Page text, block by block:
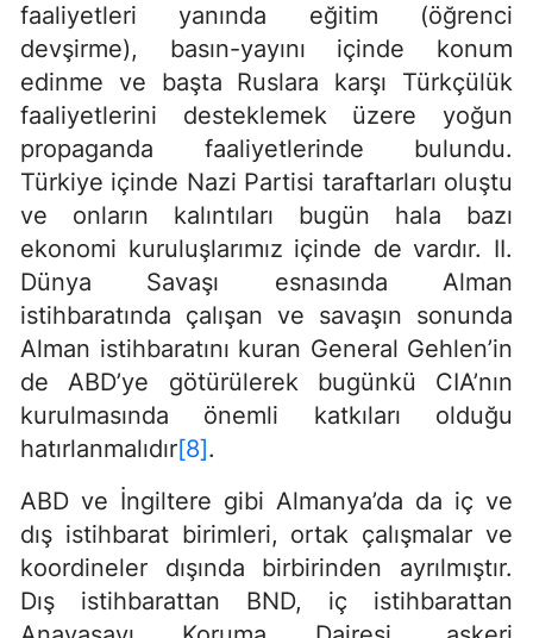
faaliyetleri yanında eğitim (öğrenci
devşirme), basın-yayını içinde konum
edinme ve başta Ruslara karşı Türkçülük
faaliyetlerini desteklemek üzere yoğun
propaganda faaliyetlerinde bulundu.
Türkiye içinde Nazi Partisi taraftarları oluştu
ve onların kalıntıları bugün hala bazı
ekonomi kuruluşlarımız içinde de vardır. II.
Dünya Savaşı esnasında Alman
istihbaratında çalışan ve savaşın sonunda
Alman istihbaratını kuran General Gehlen’in
de ABD’ye götürülerek bugünkü CIA’nın
kurulmasında önemli katkıları olduğu
hatırlanmalıdır[8].
ABD ve İngiltere gibi Almanya’da da iç ve
dış istihbarat birimleri, ortak çalışmalar ve
koordineler dışında birbirinden ayrılmıştır.
Dış istihbarattan BND, iç istihbarattan